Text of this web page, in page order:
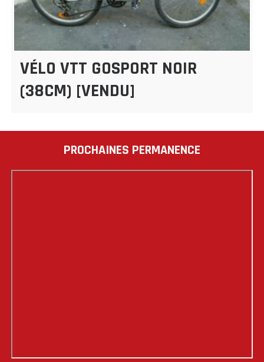
VÉLO VTT GOSPORT NOIR
(38CM) [VENDU]
PROCHAINES PERMANENCE